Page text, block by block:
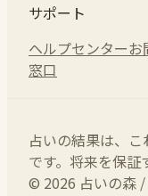
サポート
ヘルプセンターお
窓口
占いの結果は、
です。将来を保証
© 2026 占いの森 /